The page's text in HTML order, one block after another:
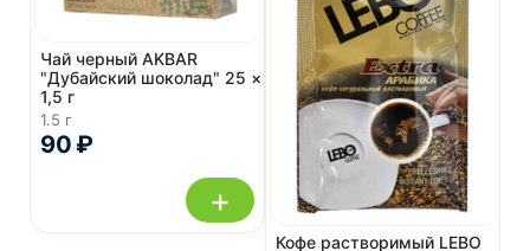
90 ₽
Чай черный AKBAR
"Дубайский шоколад" 25 ×
1,5 г
1.5 г
+
Кофе растворимый LEBO